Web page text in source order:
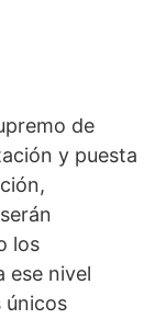
de
y puesta
los
ese nivel
únicos